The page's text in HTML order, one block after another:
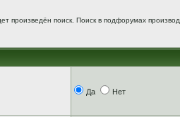
произведён поиск. Поиск в подфорумах
Да Нет